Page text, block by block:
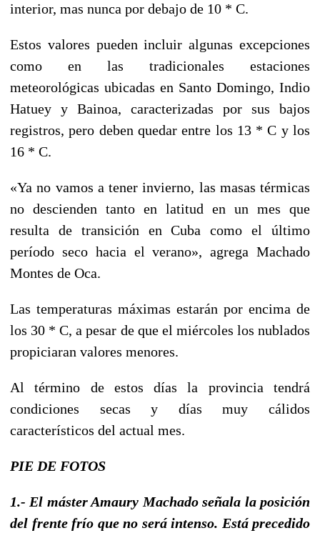
interior, mas nunca por debajo de 10 * C.
Estos valores pueden incluir algunas excepciones
como en las tradicionales estaciones
meteorológicas ubicadas en Santo Domingo, Indio
Hatuey y Bainoa, caracterizadas por sus bajos
registros, pero deben quedar entre los 13 * C y los
16 * C.
«Ya no vamos a tener invierno, las masas térmicas
no descienden tanto en latitud en un mes que
resulta de transición en Cuba como el último
período seco hacia el verano», agrega Machado
Montes de Oca.
Las temperaturas máximas estarán por encima de
los 30 * C, a pesar de que el miércoles los nublados
propiciaran valores menores.
Al término de estos días la provincia tendrá
condiciones secas y días muy cálidos
característicos del actual mes.
PIE DE FOTOS
1.- El máster Amaury Machado señala la posición
del frente frío que no será intenso. Está precedido